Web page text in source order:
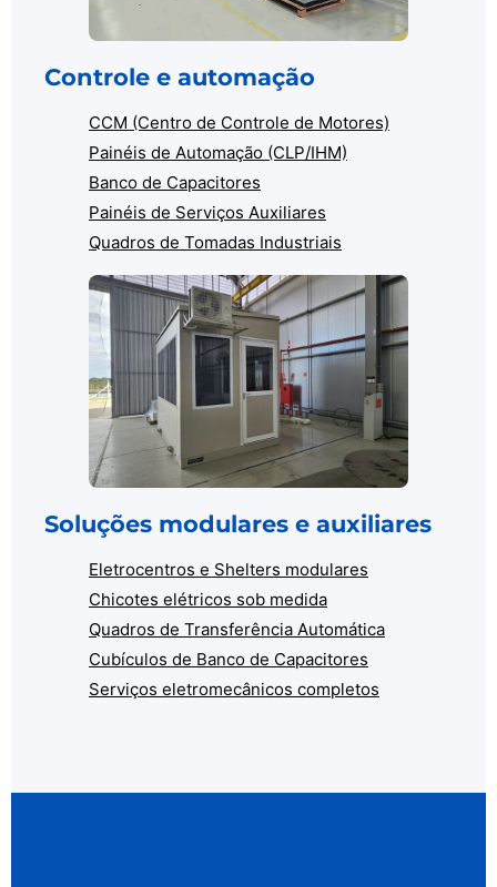
Controle e automação
CCM (Centro de Controle de Motores)
Painéis de Automação (CLP/IHM)
Banco de Capacitores
Painéis de Serviços Auxiliares
Quadros de Tomadas Industriais
Soluções modulares e auxiliares
Eletrocentros e Shelters modulares
Chicotes elétricos sob medida
Quadros de Transferência Automática
Cubículos de Banco de Capacitores
Serviços eletromecânicos completos